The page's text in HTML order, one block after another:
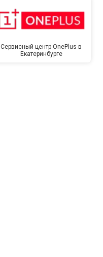
Сервисный центр OnePlus в
Екатеринбурге